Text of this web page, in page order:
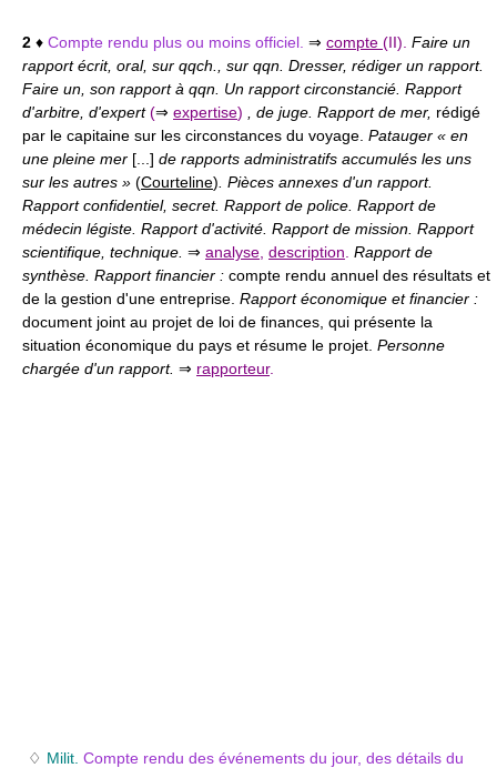
2 ♦ Compte rendu plus ou moins officiel. ⇒ compte (II). Faire un
rapport écrit, oral, sur qqch., sur qqn. Dresser, rédiger un rapport.
Faire un, son rapport à qqn. Un rapport circonstancié. Rapport
d'arbitre, d'expert(⇒ expertise) , de juge. Rapport de mer, rédigé
par le capitaine sur les circonstances du voyage. Patauger « en
une pleine mer [...] de rapports administratifs accumulés les uns
sur les autres » (Courteline) . Pièces annexes d'un rapport.
Rapport confidentiel, secret. Rapport de police. Rapport de
médecin légiste. Rapport d'activité. Rapport de mission. Rapport
scientifique, technique. ⇒ analyse description Rapport de
synthèse. Rapport financier : compte rendu annuel des résultats et
de la gestion d'une entreprise. Rapport économique et financier :
document joint au projet de loi de finances, qui présente la
situation économique du pays et résume le projet. Personne
chargée d'un rapport. ⇒ rapporteur.
♢ Milit. Compte rendu des événements du jour, des détails du